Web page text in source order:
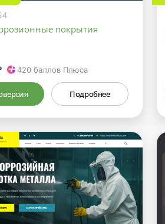
покрытия
420баллов Плюса
Подробнее